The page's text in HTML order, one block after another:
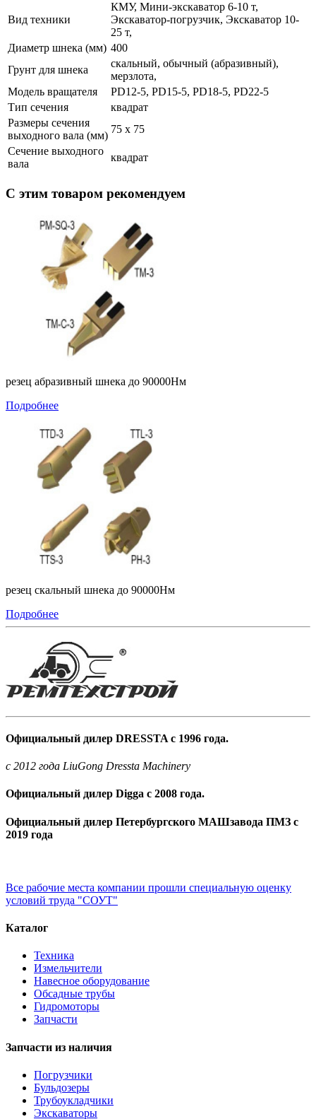
Вид техники
КМУ, Мини-экскаватор 6-10 т,
Экскаватор-погрузчик, Экскаватор 10-
25 т,
Диаметр шнека (мм) 400
Грунт для шнека
скальный, обычный (абразивный),
мерзлота,
Модель вращателя
PD12-5, PD15-5, PD18-5, PD22-5
Тип сечения
квадрат
Размеры сечения
выходного вала (мм)
75 х 75
Сечение выходного
вала
квадрат
С этим товаром рекомендуем
резец абразивный шнека до 90000Нм
Подробнее
резец скальный шнека до 90000Нм
Подробнее
Официальный дилер DRESSTA с 1996 года.
c 2012 года LiuGong Dressta Machinery
Официальный дилер Digga с 2008 года.
Официальный дилер Петербургского МАШзавода ПМЗ с
2019 года
Все рабочие места компании прошли специальную оценку
условий труда "СОУТ"
Каталог
Техника
Измельчители
Навесное оборудование
Обсадные трубы
Гидромоторы
Запчасти
Запчасти из наличия
Погрузчики
Бульдозеры
Трубоукладчики
Экскаваторы